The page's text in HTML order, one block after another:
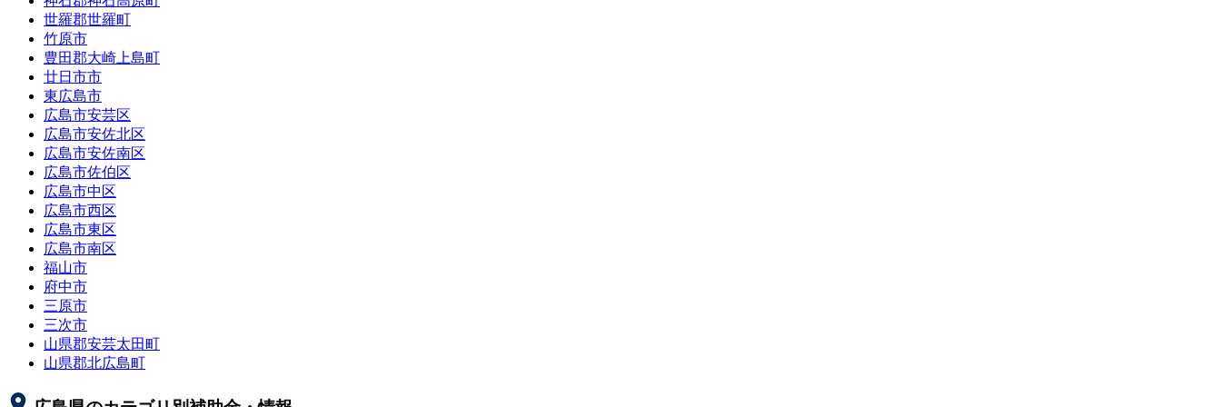
世羅郡世羅町
竹原市
豊田郡大崎上島町
廿日市市
東広島市
広島市安芸区
広島市安佐北区
広島市安佐南区
広島市佐伯区
広島市中区
広島市西区
広島市東区
広島市南区
福山市
府中市
三原市
三次市
山県郡安芸太田町
山県郡北広島町